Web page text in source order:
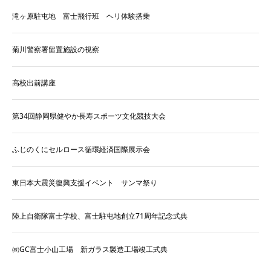
滝ヶ原駐屯地 富士飛行班 ヘリ体験搭乗
菊川警察署留置施設の視察
高校出前講座
第34回静岡県健やか長寿スポーツ文化競技大会
ふじのくにセルロース循環経済国際展示会
東日本大震災復興支援イベント サンマ祭り
陸上自衛隊富士学校、富士駐屯地創立71周年記念式典
㈱GC富士小山工場 新ガラス製造工場竣工式典